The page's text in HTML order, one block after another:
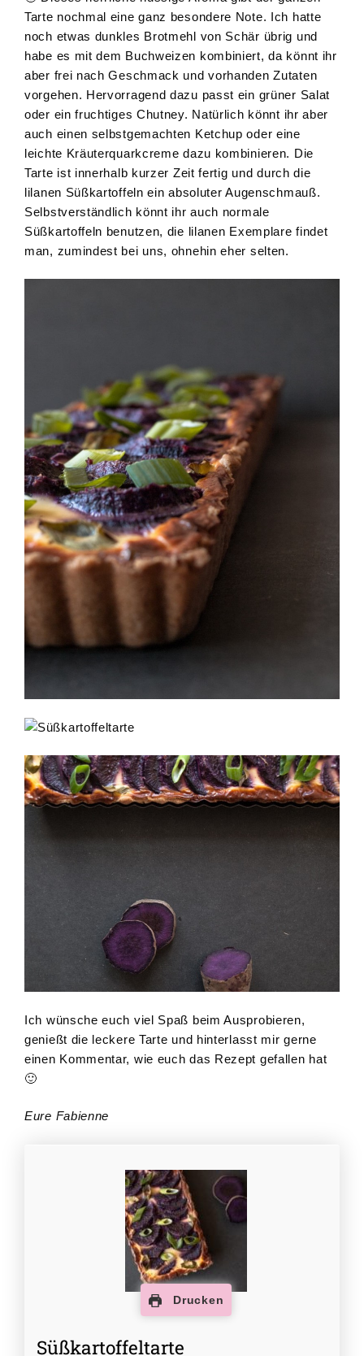
Tarte nochmal eine ganz besondere Note. Ich hatte
noch etwas dunkles Brotmehl von Schär übrig und
habe es mit dem Buchweizen kombiniert, da könnt ihr
aber frei nach Geschmack und vorhanden Zutaten
vorgehen. Hervorragend dazu passt ein grüner Salat
oder ein fruchtiges Chutney. Natürlich könnt ihr aber
auch einen selbstgemachten Ketchup oder eine
leichte Kräuterquarkcreme dazu kombinieren. Die
Tarte ist innerhalb kurzer Zeit fertig und durch die
lilanen Süßkartoffeln ein absoluter Augenschmauß.
Selbstverständlich könnt ihr auch normale
Süßkartoffeln benutzen, die lilanen Exemplare findet
man, zumindest bei uns, ohnehin eher selten.
Ich wünsche euch viel Spaß beim Ausprobieren,
genießt die leckere Tarte und hinterlasst mir gerne
einen Kommentar, wie euch das Rezept gefallen hat
🙂
Eure Fabienne
Drucken
Süßkartoffeltarte